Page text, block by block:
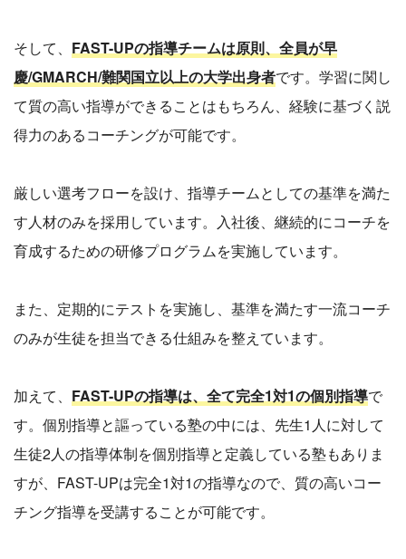
そして、 FAST-UPの指導チームは原則、全員が早
慶/GMARCH/難関国立以上の大学出身者です。学習に関し
て質の高い指導ができることはもちろん、経験に基づく説
得力のあるコーチングが可能です。
厳しい選考フローを設け、指導チームとしての基準を満た
す人材のみを採用しています。入社後、継続的にコーチを
育成するための研修プログラムを実施しています。
また、定期的にテストを実施し、基準を満たす一流コーチ
のみが生徒を担当できる仕組みを整えています。
加えて、 FAST-UPの指導は、全て完全1対1の個別指導で
す。個別指導と謳っている塾の中には、先生1人に対して
生徒2人の指導体制を個別指導と定義している塾もありま
すが、FAST-UPは完全1対1の指導なので、質の高いコー
チング指導を受講することが可能です。